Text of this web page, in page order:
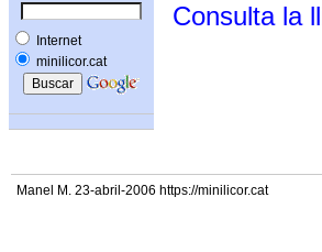
Internet
minilicor.cat
Consulta la
Manel M. 23-abril-2006 https://minilicor.cat